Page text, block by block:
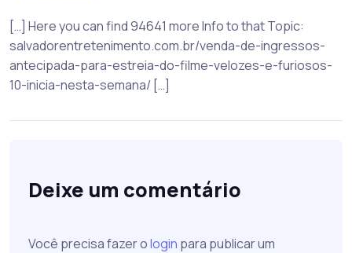
[…] Here you can find 94641 more Info to that Topic:
salvadorentretenimento.com.br/venda-de-ingressos-
antecipada-para-estreia-do-filme-velozes-e-furiosos-
10-inicia-nesta-semana/ […]
Deixe um comentário
Você precisa fazer ologin para publicar um